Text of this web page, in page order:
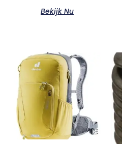
Bekijk Nu